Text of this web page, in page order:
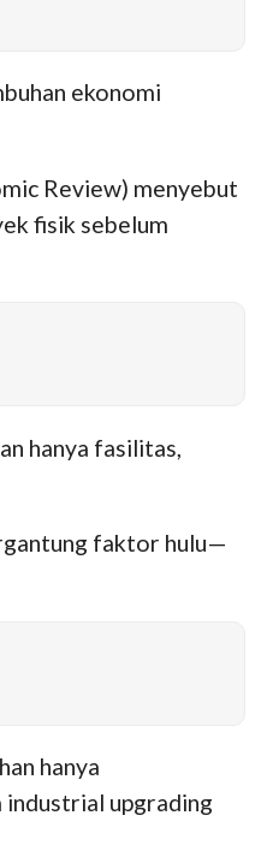
ekonomi
Review) menyebut
fisik sebelum
hanya fasilitas,
faktor hulu—
hanya
industrial upgrading